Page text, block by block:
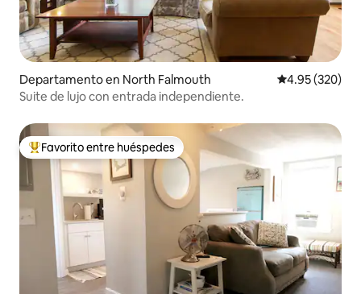
Departamento en North Falmouth Calificación
4.95 (320)
Suite de lujo con entrada independiente.
De los mejores en Favorito entre huéspedes
Favorito entre huéspedes